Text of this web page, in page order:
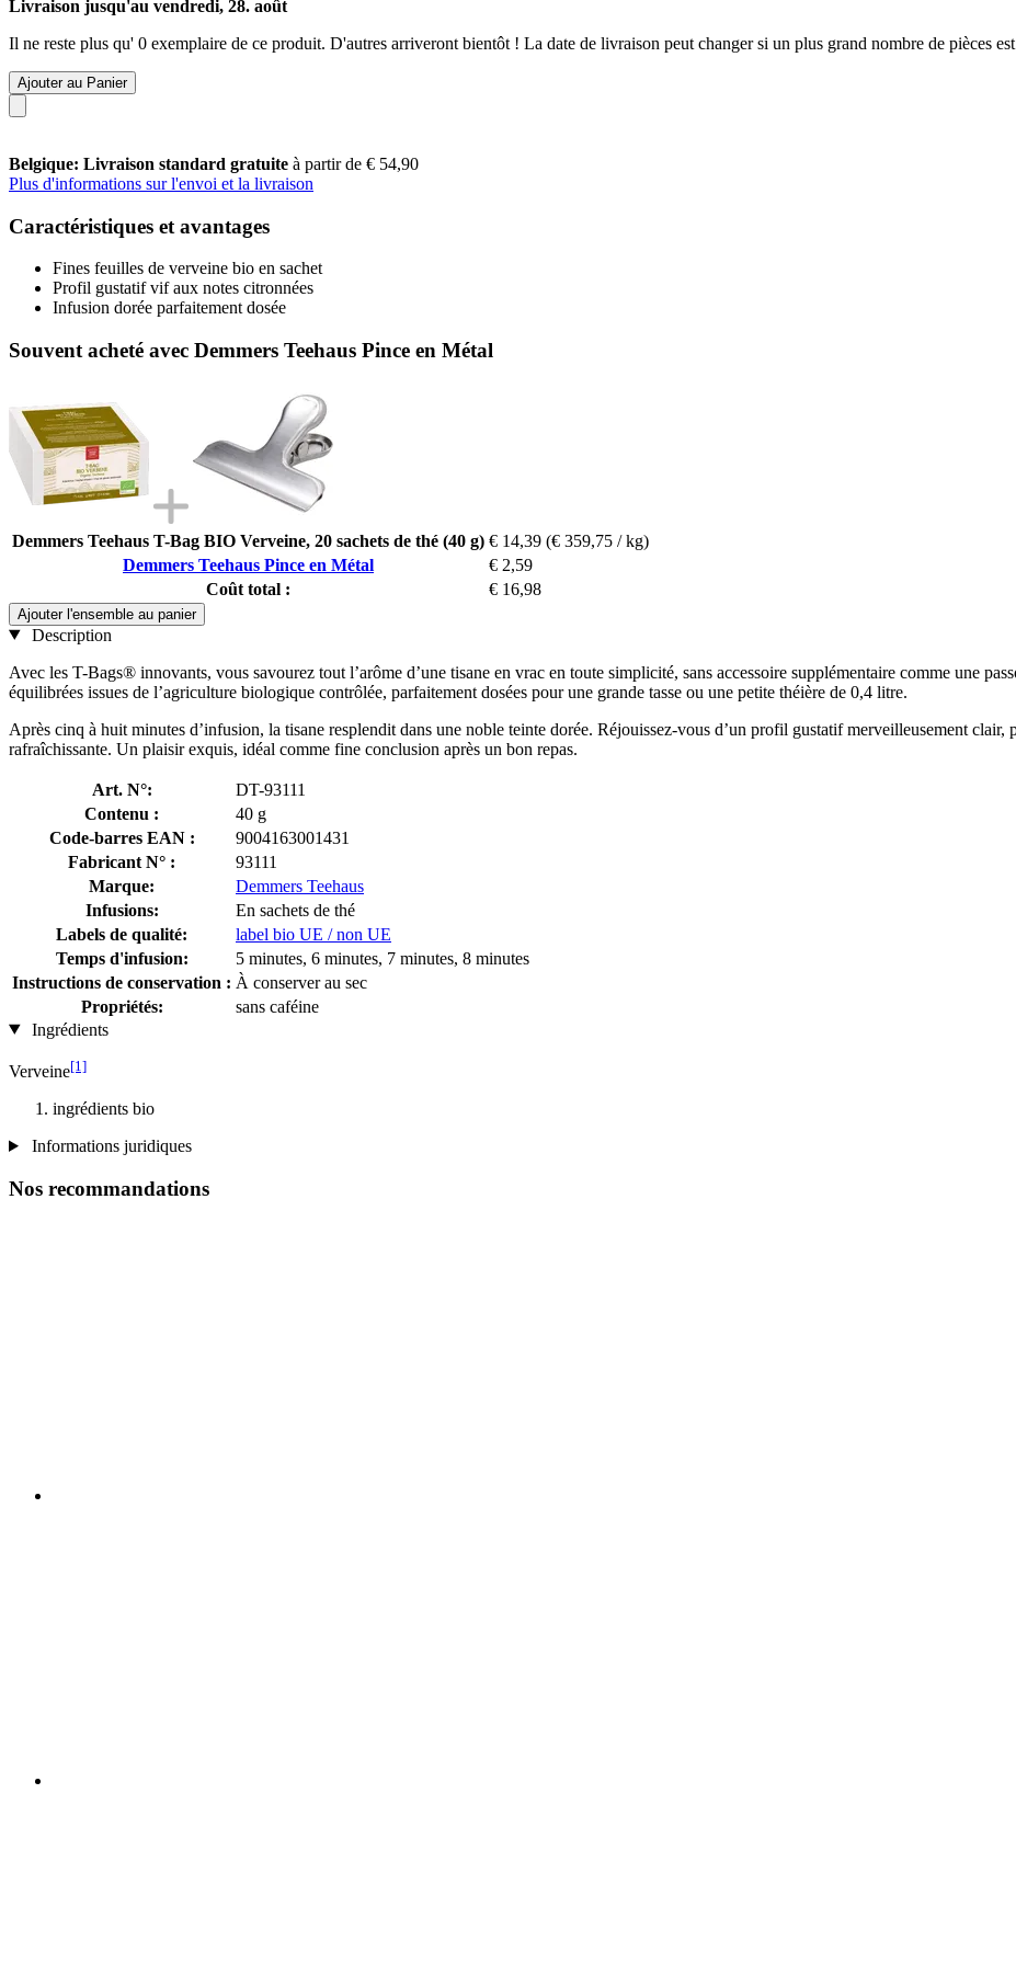
Livraison jusqu'au vendredi, 28. août
Il ne reste plus qu' 0 exemplaire de ce produit. D'autres arriveront bientôt ! La date de livraison peut changer si un plus grand nombre de pièces
Ajouter au Panier
Belgique: Livraison standard gratuite à partir de € 54,90
Plus d'informations sur l'envoi et la livraison
Caractéristiques et avantages
Fines feuilles de verveine bio en sachet
Profil gustatif vif aux notes citronnées
Infusion dorée parfaitement dosée
Souvent acheté avec Demmers Teehaus Pince en Métal
Demmers Teehaus T-Bag BIO Verveine, 20 sachets de thé (40 g) € 14,39 (€ 359,75 / kg)
Demmers Teehaus Pince en Métal
€ 2,59
Coût total :
€ 16,98
Ajouter l'ensemble au panier
Description
Avec les T-Bags® innovants, vous savourez tout l’arôme d’une tisane en vrac en toute simplicité, sans accessoire supplémentaire comme une
équilibrées issues de l’agriculture biologique contrôlée, parfaitement dosées pour une grande tasse ou une petite théière de 0,4 litre.
Après cinq à huit minutes d’infusion, la tisane resplendit dans une noble teinte dorée. Réjouissez-vous d’un profil gustatif merveilleusement
rafraîchissante. Un plaisir exquis, idéal comme fine conclusion après un bon repas.
Art. N°:
DT-93111
Contenu :
40 g
Code-barres EAN :
9004163001431
Fabricant N° :
93111
Marque:
Demmers Teehaus
Infusions:
En sachets de thé
Labels de qualité:
label bio UE / non UE
Temps d'infusion:
5 minutes, 6 minutes, 7 minutes, 8 minutes
Instructions de conservation : À conserver au sec
Propriétés:
sans caféine
Ingrédients
Verveine[1]
ingrédients bio
Informations juridiques
Nos recommandations